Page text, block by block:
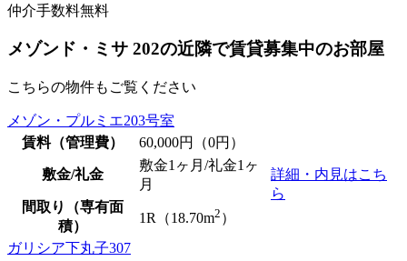
仲介手数料無料
メゾンド・ミサ 202の近隣で賃貸募集中のお部屋
こちらの物件もご覧ください
メゾン・プルミエ203号室
賃料（管理費）
60,000円（0円）
詳細・内見はこち
ら
敷金/礼金
敷金1ヶ月/礼金1ヶ
月
間取り（専有面
積）
1R（18.70m2 ）
ガリシア下丸子307